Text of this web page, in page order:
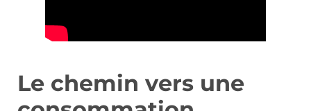
Le chemin vers une